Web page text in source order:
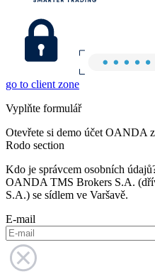
go to client zone
Vyplňte formulář
Otevřete si demo účet OANDA
Rodo section
Kdo je správcem osobních
OANDA TMS Brokers S.A.
S.A.) se sídlem ve Varšavě.
E-mail